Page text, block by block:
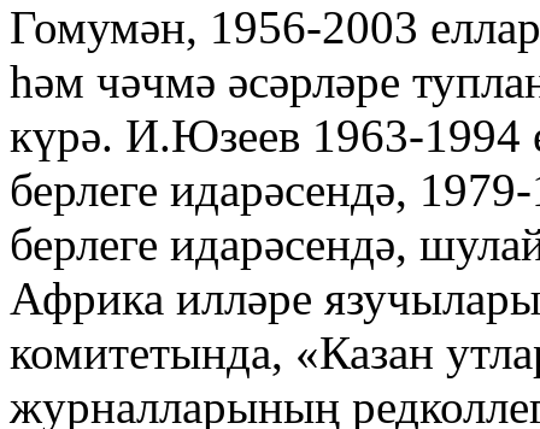
Гомумән, 1956-2003
һәм чәчмә әсәрләре
күрә. И.Юзеев 1963-1994
берлеге идарәсендә,
берлеге идарәсендә,
Африка илләре
комитетында, «Казан
журналларының